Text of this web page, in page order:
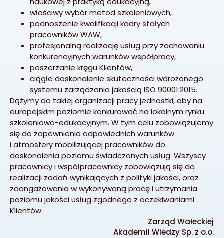
właściwy wybór metod szkoleniowych,
podnoszenie kwalifikacji kadry stałych
pracowników WAW,
profesjonalną realizację usług przy zachowaniu
konkurencyjnych warunków współpracy,
poszerzanie kręgu Klientów,
ciągłe doskonalenie skuteczności wdrożonego
systemu zarządzania jakością ISO 90001:2015.
Dążymy do takiej organizacji pracy jednostki, aby na
europejskim poziomie konkurować na lokalnym rynku
szkoleniowo-edukacyjnym. W tym celu zobowiązujemy
się do zapewnienia odpowiednich warunków
i atmosfery mobilizującej pracowników do
doskonalenia poziomu świadczonych usług. Wszyscy
pracownicy i współpracownicy zobowiązują się do
realizacji zadań wynikających z polityki jakości, oraz
zaangażowania w wykonywaną pracę i utrzymania
poziomu jakości usług zgodnego z oczekiwaniami
Klientów.
Zarząd Wałeckiej
Akademii Wiedzy Sp. z o.o.